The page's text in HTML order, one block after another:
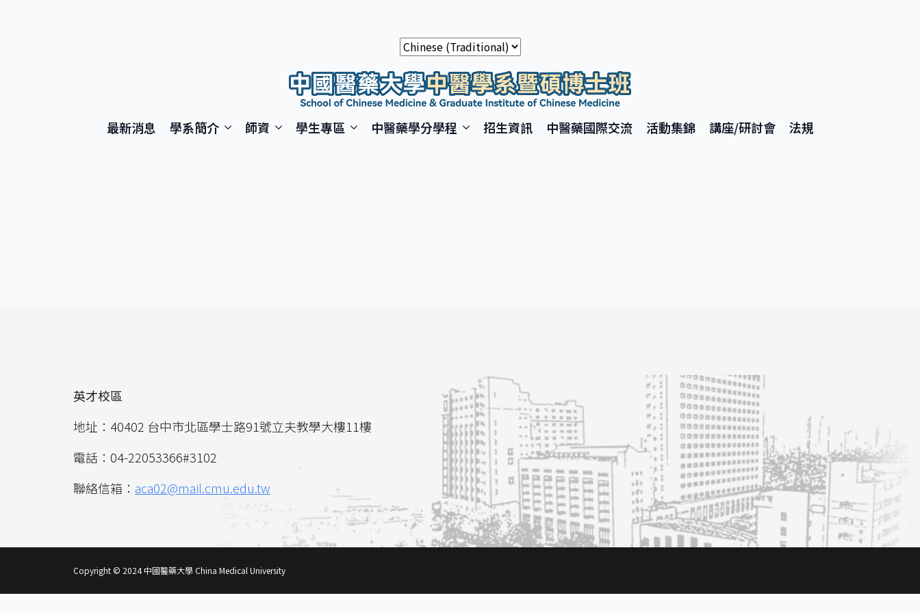
最新消息 學系簡介 師資 學生專區 中醫藥學分學程 招生資訊 中醫藥國際交流 活動集錦 講座/研討會 法規
英才校區
地址：40402 台中市北區學士路91號立夫教學大樓11樓
電話：04-22053366#3102
聯絡信箱： aca02@mail.cmu.edu.tw
Copyright © 2024 中國醫藥大學 China Medical University